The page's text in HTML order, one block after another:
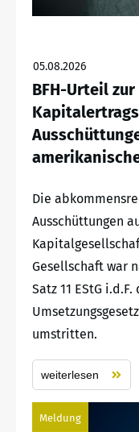
05.08.2026
BFH-Urteil
Die
Ausschüttungen
Gesellschaft war
Satz 11 EStG
umstritten.
weiterlesen
Meldung